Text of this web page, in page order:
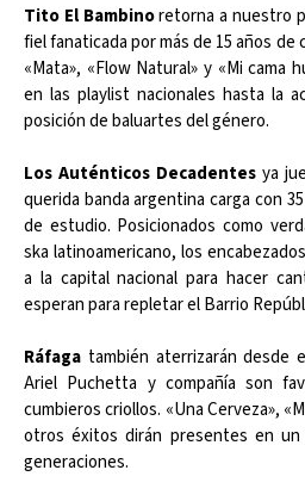
Tito El Bambinoretorna a nuestro
fiel fanaticada por más de 15 años de
«Mata», «Flow Natural» y «Mi cama
en las playlist nacionales hasta la
posición de baluartes del género.
Los Auténticos Decadentes ya
querida banda argentina carga con
de estudio. Posicionados como
ska latinoamericano, los
a la capital nacional para hacer
esperan para repletar el Barrio
Ráfaga también aterrizarán desde
Ariel Puchetta y compañía son
cumbieros criollos. «Una Cerveza»,
otros éxitos dirán presentes en
generaciones.